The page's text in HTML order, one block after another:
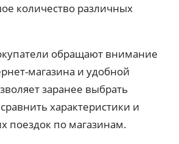
количество различных
обращают внимание
магазина и удобной
заранее выбрать
характеристики и
поездок по магазинам.